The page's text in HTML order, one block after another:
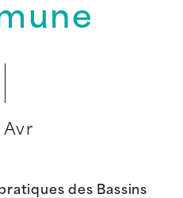
Avr
des Bassins